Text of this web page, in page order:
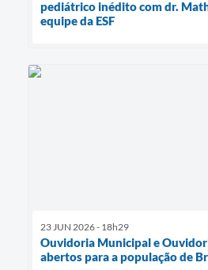
pediátrico inédito com dr.
equipe da ESF
23 JUN 2026 - 18h29
Ouvidoria Municipal e
abertos para a população de